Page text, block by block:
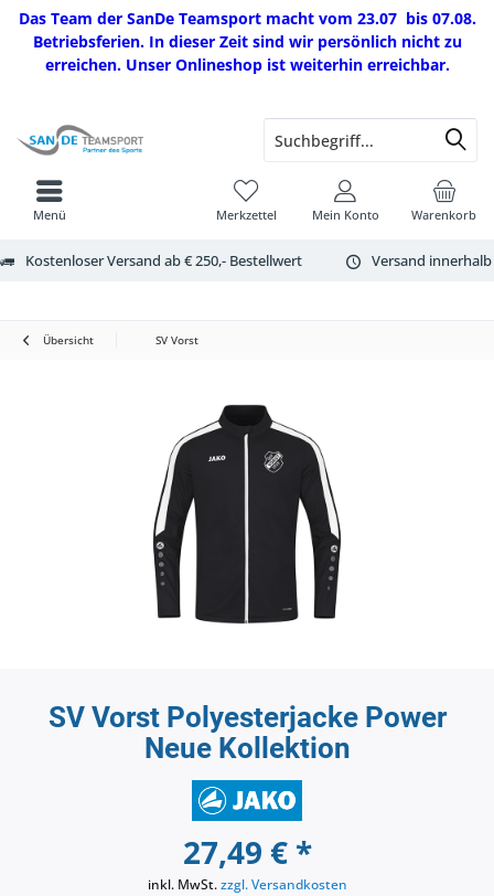
Das Team der SanDe Teamsport macht vom 23.07 bis 07.08.
Betriebsferien. In dieser Zeit sind wir persönlich nicht zu
erreichen. Unser Onlineshop ist weiterhin erreichbar.
Kostenloser Versand ab € 250,- Bestellwert Versand
Warenkorb
Merkzettel Mein Konto
Menü
Übersicht SV Vorst
SV Vorst Polyesterjacke Power
Neue Kollektion
27,49 € *
inkl. MwSt.zzgl. Versandkosten